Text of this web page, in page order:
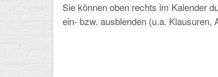
Sie können oben rechts im Kalender
ein- bzw. ausblenden (u.a. Klausuren,